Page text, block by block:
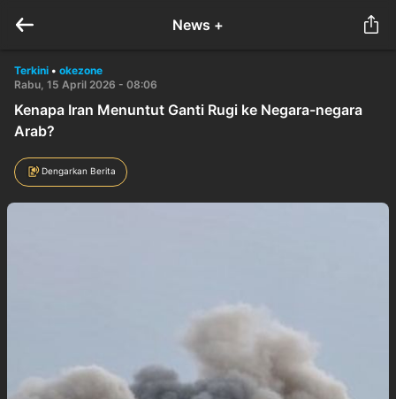
News +
Terkini • okezone
Rabu, 15 April 2026 - 08:06
Kenapa Iran Menuntut Ganti Rugi ke Negara-negara
Arab?
Dengarkan Berita